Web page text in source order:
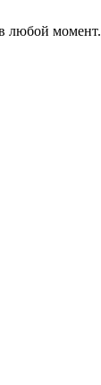
любой момент.